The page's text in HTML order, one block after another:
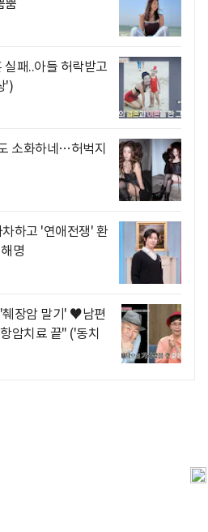
뿜
패..아들 허락받고
')
소화하네…허벅지
하고 '연애전쟁' 환
명
장암 말기' ♥남편
암치료 끝" ('동치